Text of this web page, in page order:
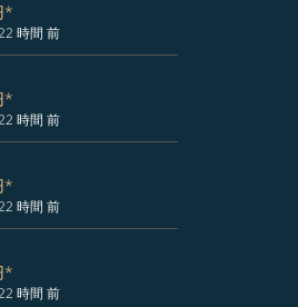
*
時間 前
*
時間 前
*
時間 前
*
時間 前